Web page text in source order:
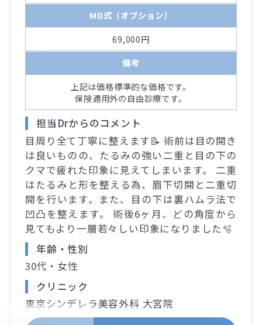
MD式（オプション）
69,000円
備考
上記は価格標準的な価格です。
保険適用外の自由診療です。
担当Drからのコメント
目周り全て丁寧に整えます📝 術前は目の開き
は良いものの、たるみの強い二重と目の下の
クマで疲れた印象に見えてしまいます。 二重
はたるみと形を整える為、眉下切開と二重切
開を行います。また、目の下は裏ハムラ法で
凹凸を整えます。 術後6ヶ月、どの角度から
見てもより一層若々しい印象になりました🫧
年齢・性別
30代・女性
クリニック
東京シンデレラ美容外科 大宮院